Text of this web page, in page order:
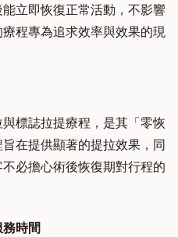
立即恢復正常活動，不影響
程專為追求效率與效果的現
標誌拉提療程，是其「零恢
在提供顯著的提拉效果，同
必擔心術後恢復期對行程的
時間